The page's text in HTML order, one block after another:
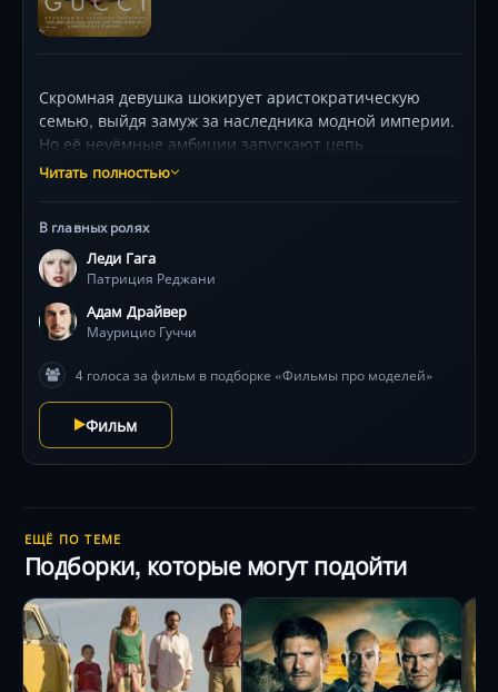
Скромная девушка шокирует аристократическую
семью, выйдя замуж за наследника модной империи.
Но её неуёмные амбиции запускают цепь
предательств, где роскошь соседствует с подлостью,
разворачивается психологическая битва между Леди
Гаги, Адамом Драйвером и блистательным Аль
Пачино. Финал предопределён заголовками газет, но
как семейная идиллия стала леденящей кровь
драмой? Ридли Скотт создаёт напряжённый портрет
Читать полностью
В главных ролях
Леди Гага
Патриция Реджани
Адам Драйвер
Маурицио Гуччи
4 голоса за фильм в подборке «Фильмы про моделей»
Фильм
ЕЩЁ ПО ТЕМЕ
Подборки, которые могут подойти